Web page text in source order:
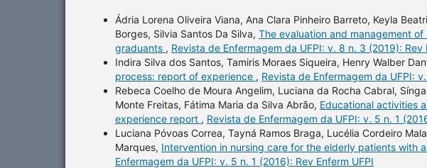
Ádria Lorena Oliveira Viana, Ana Clara Pinheiro Barreto, Keyla
Borges, Silvia Santos Da Silva, The evaluation and management
graduants , Revista de Enfermagem da UFPI: v. 8 n. 3 (2019): Rev
Indira Silva dos Santos, Tamiris Moraes Siqueira, Henry Walber
process: report of experience , Revista de Enfermagem da UFPI:
Rebeca Coelho de Moura Angelim, Luciana da Rocha Cabral,
Monte Freitas, Fátima Maria da Silva Abrão, Educational activities
experience report , Revista de Enfermagem da UFPI: v. 5 n. 1
Luciana Póvoas Correa, Tayná Ramos Braga, Lucélia Cordeiro
Marques, Intervention in nursing care for the elderly patients with
Enfermagem da UFPI: v. 5 n. 1 (2016): Rev Enferm UFPI